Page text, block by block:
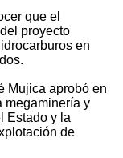
que el
proyecto
en
Mujica aprobó en
megaminería y
Estado y la
de